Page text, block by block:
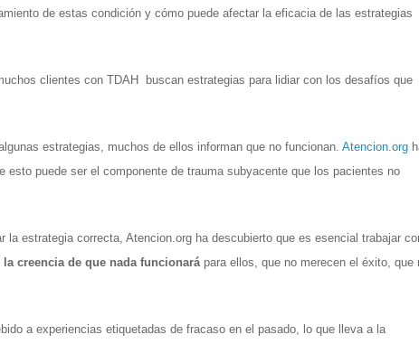
de estas condición y cómo puede afectar la eficacia de las estrategias
clientes con TDAH  buscan estrategias para lidiar con los desafíos que
estrategias, muchos de ellos informan que no funcionan. Atencion.org
esto puede ser el componente de trauma subyacente que los pacientes no
la estrategia correcta, Atencion.org ha descubierto que es esencial trabajar
la creencia de que nada funcionará para ellos, que no merecen el éxito, que
a experiencias etiquetadas de fracaso en el pasado, lo que lleva a la